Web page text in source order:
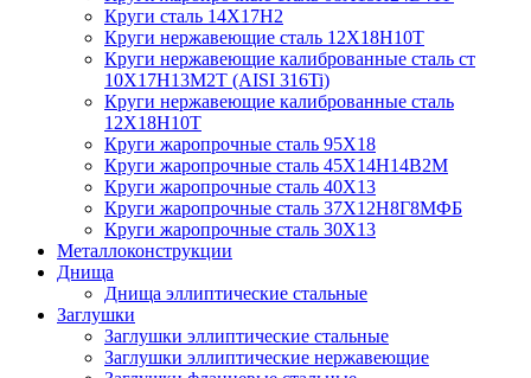
Круги сталь 14Х17Н2
Круги нержавеющие сталь 12Х18Н10Т
Круги нержавеющие калиброванные сталь ст
10Х17Н13М2Т (AISI 316Ti)
Круги нержавеющие калиброванные сталь
12Х18Н10Т
Круги жаропрочные сталь 95Х18
Круги жаропрочные сталь 45Х14Н14В2М
Круги жаропрочные сталь 40Х13
Круги жаропрочные сталь 37Х12Н8Г8МФБ
Круги жаропрочные сталь 30Х13
Металлоконструкции
Днища
Днища эллиптические стальные
Заглушки
Заглушки эллиптические стальные
Заглушки эллиптические нержавеющие